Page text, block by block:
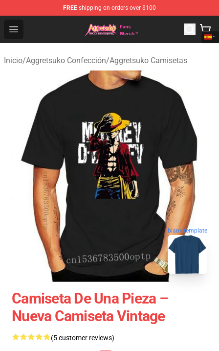
FREE shipping on orders over $100
Open menu
Aggretsuko Store - Official Aggretsuko Merchandise
Inicio/Aggretsuko Confección/Aggretsuko Camisetas
blank template
Camiseta De Una Pieza –
Nueva Camiseta Vintage
(5 customer reviews)